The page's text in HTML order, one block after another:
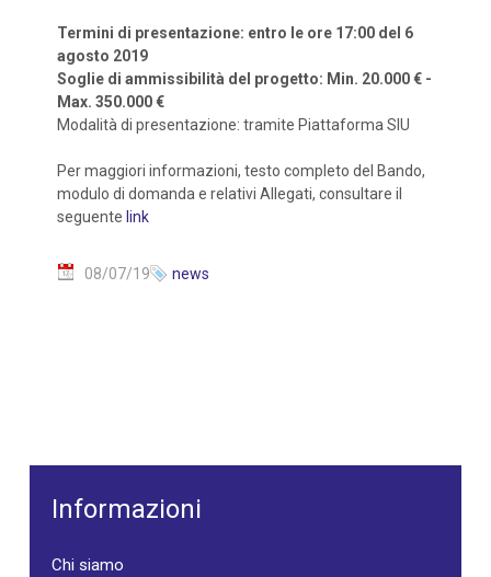
Termini di presentazione: entro le ore 17:00 del 6
agosto 2019
Soglie di ammissibilità del progetto: Min. 20.000 € -
Max. 350.000 €
Modalità di presentazione: tramite Piattaforma SIU
Per maggiori informazioni, testo completo del Bando,
modulo di domanda e relativi Allegati, consultare il
seguente link
08/07/19 news
Informazioni
Chi siamo